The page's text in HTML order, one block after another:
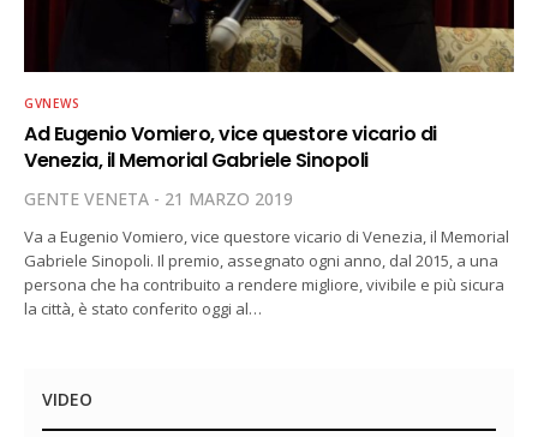
GVNEWS
Ad Eugenio Vomiero, vice questore vicario di
Venezia, il Memorial Gabriele Sinopoli
GENTE VENETA 21 MARZO 2019
Va a Eugenio Vomiero, vice questore vicario di Venezia, il Memorial
Gabriele Sinopoli. Il premio, assegnato ogni anno, dal 2015, a una
persona che ha contribuito a rendere migliore, vivibile e più sicura
la città, è stato conferito oggi al…
VIDEO